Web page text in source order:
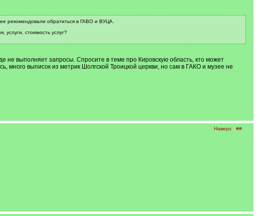
рекомендовали обратиться в ГАВО и ВУЦА.
стоимость услуг?
не выполняет запросы. Спросите в теме про Кировскую область, кто может
много выписок из метрик Шолгской Троицкой церкви, но сам в ГАКО и музее не
Наверх ##